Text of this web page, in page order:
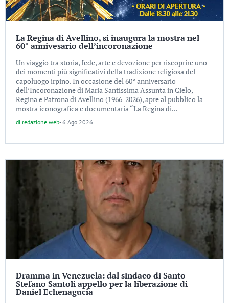
La Regina di Avellino, si inaugura la mostra nel
60° annivesario dell’incoronazione
Un viaggio tra storia, fede, arte e devozione per riscoprire uno
dei momenti più significativi della tradizione religiosa del
capoluogo irpino. In occasione del 60° anniversario
dell’Incoronazione di Maria Santissima Assunta in Cielo,
Regina e Patrona di Avellino (1966-2026), apre al pubblico la
mostra iconografica e documentaria “La Regina di...
di redazione web-6 Ago 2026
Dramma in Venezuela: dal sindaco di Santo
Stefano Santoli appello per la liberazione di
Daniel Echenagucia